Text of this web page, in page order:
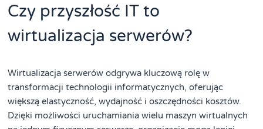
Czy przyszłość IT to
wirtualizacja serwerów?
Wirtualizacja serwerów odgrywa kluczową rolę w
transformacji technologii informatycznych, oferując
większą elastyczność, wydajność i oszczędności kosztów.
Dzięki możliwości uruchamiania wielu maszyn wirtualnych